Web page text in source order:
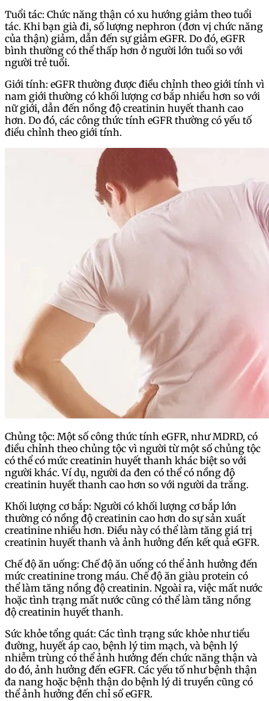
Tuổi tác: Chức năng thận có xu hướng giảm theo tuổi
tác. Khi bạn già đi, số lượng nephron (đơn vị chức năng
của thận) giảm, dẫn đến sự giảm eGFR. Do đó, eGFR
bình thường có thể thấp hơn ở người lớn tuổi so với
người trẻ tuổi.
Giới tính: eGFR thường được điều chỉnh theo giới tính vì
nam giới thường có khối lượng cơ bắp nhiều hơn so với
nữ giới, dẫn đến nồng độ creatinin huyết thanh cao
hơn. Do đó, các công thức tính eGFR thường có yếu tố
điều chỉnh theo giới tính.
Chủng tộc: Một số công thức tính eGFR, như MDRD, có
điều chỉnh theo chủng tộc vì người từ một số chủng tộc
có thể có mức creatinin huyết thanh khác biệt so với
người khác. Ví dụ, người da đen có thể có nồng độ
creatinin huyết thanh cao hơn so với người da trắng.
Khối lượng cơ bắp: Người có khối lượng cơ bắp lớn
thường có nồng độ creatinin cao hơn do sự sản xuất
creatinine nhiều hơn. Điều này có thể làm tăng giá trị
creatinin huyết thanh và ảnh hưởng đến kết quả eGFR.
Chế độ ăn uống: Chế độ ăn uống có thể ảnh hưởng đến
mức creatinine trong máu. Chế độ ăn giàu protein có
thể làm tăng nồng độ creatinin. Ngoài ra, việc mất nước
hoặc tình trạng mất nước cũng có thể làm tăng nồng
độ creatinin huyết thanh.
Sức khỏe tổng quát: Các tình trạng sức khỏe như tiểu
đường, huyết áp cao, bệnh lý tim mạch, và bệnh lý
nhiễm trùng có thể ảnh hưởng đến chức năng thận và
do đó, ảnh hưởng đến eGFR. Các yếu tố như bệnh thận
đa nang hoặc bệnh thận do bệnh lý di truyền cũng có
thể ảnh hưởng đến chỉ số eGFR.